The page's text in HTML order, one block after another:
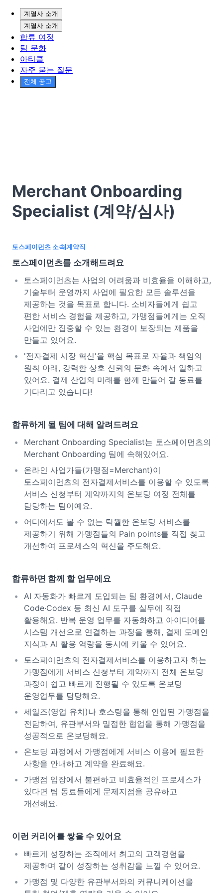
계열사 소개
계열사 소개
합류 여정
팀 문화
아티클
자주 묻는 질문
전체 공고
Merchant Onboarding
Specialist (계약/심사)
토스페이먼츠 소속계약직
토스페이먼츠를 소개해드려요
토스페이먼츠는 사업의 어려움과 비효율을 이해하고,
기술부터 운영까지 사업에 필요한 모든 솔루션을
제공하는 것을 목표로 합니다. 소비자들에게 쉽고
편한 서비스 경험을 제공하고, 가맹점들에게는 오직
사업에만 집중할 수 있는 환경이 보장되는 제품을
만들고 있어요.
'전자결제 시장 혁신'을 핵심 목표로 자율과 책임의
원칙 아래, 강력한 상호 신뢰의 문화 속에서 일하고
있어요. 결제 산업의 미래를 함께 만들어 갈 동료를
기다리고 있습니다!
합류하게 될 팀에 대해 알려드려요
Merchant Onboarding Specialist는 토스페이먼츠의
Merchant Onboarding 팀에 속해있어요.
온라인 사업가들(가맹점=Merchant)이
토스페이먼츠의 전자결제서비스를 이용할 수 있도록
서비스 신청부터 계약까지의 온보딩 여정 전체를
담당하는 팀이예요.
어디에서도 볼 수 없는 탁월한 온보딩 서비스를
제공하기 위해 가맹점들의 Pain points를 직접 찾고
개선하여 프로세스의 혁신을 주도해요.
합류하면 함께 할 업무에요
AI 자동화가 빠르게 도입되는 팀 환경에서, Claude
Code·Codex 등 최신 AI 도구를 실무에 직접
활용해요. 반복 운영 업무를 자동화하고 아이디어를
시스템 개선으로 연결하는 과정을 통해, 결제 도메인
지식과 AI 활용 역량을 동시에 키울 수 있어요.
토스페이먼츠의 전자결제서비스를 이용하고자 하는
가맹점에게 서비스 신청부터 계약까지 전체 온보딩
과정이 쉽고 빠르게 진행될 수 있도록 온보딩
운영업무를 담당해요.
세일즈(영업 유치)나 호스팅을 통해 인입된 가맹점을
전담하여, 유관부서와 밀접한 협업을 통해 가맹점을
성공적으로 온보딩해요.
온보딩 과정에서 가맹점에게 서비스 이용에 필요한
사항을 안내하고 계약을 완료해요.
가맹점 입장에서 불편하고 비효율적인 프로세스가
있다면 팀 동료들에게 문제지점을 공유하고
개선해요.
이런 커리어를 쌓을 수 있어요
빠르게 성장하는 조직에서 최고의 고객경험을
제공하며 같이 성장하는 성취감을 느낄 수 있어요.
가맹점 및 다양한 유관부서와의 커뮤니케이션을